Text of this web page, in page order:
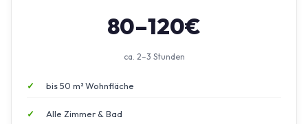
80–120€
ca. 2–3 Stunden
bis 50 m² Wohnfläche
Alle Zimmer & Bad